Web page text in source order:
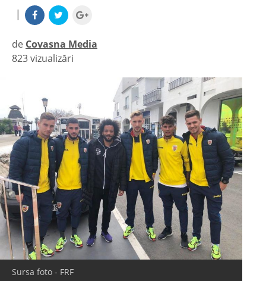
|
de Covasna Media
|
823 vizualizări
Sursa foto - FRF